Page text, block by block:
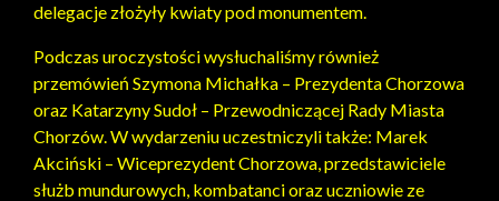
delegacje złożyły kwiaty pod monumentem.
Podczas uroczystości wysłuchaliśmy również
przemówień Szymona Michałka – Prezydenta Chorzowa
oraz Katarzyny Sudoł – Przewodniczącej Rady Miasta
Chorzów. W wydarzeniu uczestniczyli także: Marek
Akciński – Wiceprezydent Chorzowa, przedstawiciele
służb mundurowych, kombatanci oraz uczniowie ze